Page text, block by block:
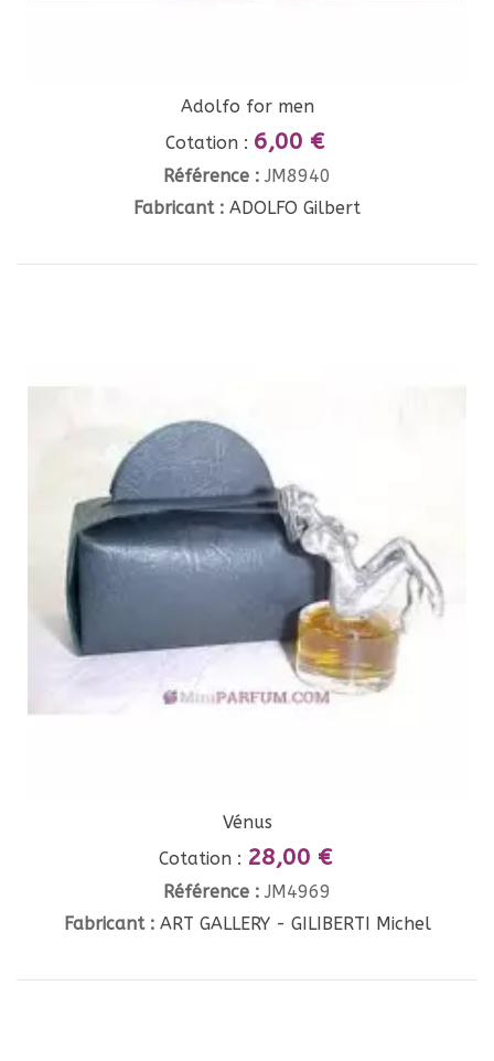
Adolfo for men
Cotation : 6,00 €
Référence : JM8940
Fabricant : ADOLFO Gilbert
Vénus
Cotation : 28,00 €
Référence : JM4969
Fabricant : ART GALLERY - GILIBERTI Michel